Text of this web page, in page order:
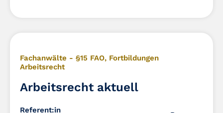
Fachanwälte - §15 FAO, Fortbildungen
Arbeitsrecht
Arbeitsrecht aktuell
Referent:in